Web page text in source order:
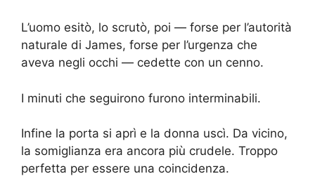
L’uomo esitò, lo scrutò, poi — forse per l’autorità
naturale di James, forse per l’urgenza che
aveva negli occhi — cedette con un cenno.
I minuti che seguirono furono interminabili.
Infine la porta si aprì e la donna uscì. Da vicino,
la somiglianza era ancora più crudele. Troppo
perfetta per essere una coincidenza.